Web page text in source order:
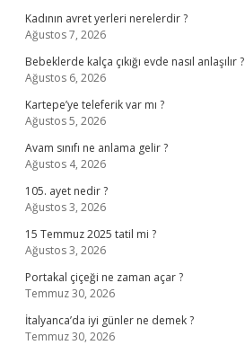
Kadının avret yerleri nerelerdir ?
Ağustos 7, 2026
Bebeklerde kalça çıkığı evde nasıl anlaşılır ?
Ağustos 6, 2026
Kartepe’ye teleferik var mı ?
Ağustos 5, 2026
Avam sınıfı ne anlama gelir ?
Ağustos 4, 2026
105. ayet nedir ?
Ağustos 3, 2026
15 Temmuz 2025 tatil mi ?
Ağustos 3, 2026
Portakal çiçeği ne zaman açar ?
Temmuz 30, 2026
İtalyanca’da iyi günler ne demek ?
Temmuz 30, 2026